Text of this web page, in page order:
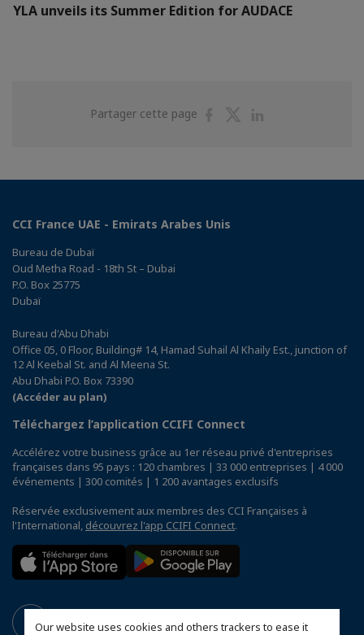
Our website uses cookies and others trackers to ease it
YLA unveils its Summer Edition for AUDACE
Partager cette page
PartagerPartager
CCI France UAE - Emirats Arabes Unis
Bureau de Dubaï
Oud Metha Road - 18th St – Dubai
P.O. Box 25775
Dubaï
Bureau d'Abu Dhabi
Office 05, 0 Floor, Building# 14, Hamad Suhail Al Khaily Est., junction of
12 Al Keebal St. and Al Meena St.
Abu Dhabi P.O. Box 73390
(Accéder au plan)
Téléchargez l’application CCIFI Connect
Accélérez votre business grâce au 1er réseau privé d'entreprises
françaises dans 95 pays : 120 chambres | 33 000 entreprises | 4 000
événements | 300 comités | 1 200 avantages exclusifs
Réservée exclusivement aux membres des CCI Françaises à
l'International, découvrez l'app CCIFI Connect.